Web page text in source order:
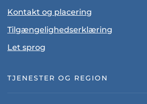
Kontakt og placering
Tilgængelighedserklæring
Let sprog
TJENESTER OG REGION